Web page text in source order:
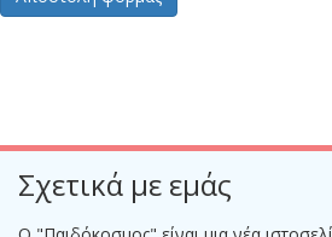
Σχετικά με εμάς